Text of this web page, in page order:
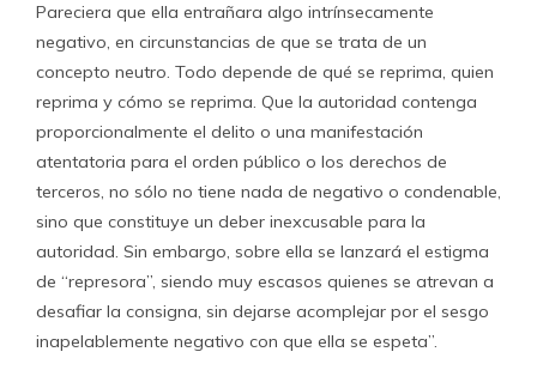
Pareciera que ella entrañara algo intrínsecamente
negativo, en circunstancias de que se trata de un
concepto neutro. Todo depende de qué se reprima, quien
reprima y cómo se reprima. Que la autoridad contenga
proporcionalmente el delito o una manifestación
atentatoria para el orden público o los derechos de
terceros, no sólo no tiene nada de negativo o condenable,
sino que constituye un deber inexcusable para la
autoridad. Sin embargo, sobre ella se lanzará el estigma
de “represora”, siendo muy escasos quienes se atrevan a
desafiar la consigna, sin dejarse acomplejar por el sesgo
inapelablemente negativo con que ella se espeta”.